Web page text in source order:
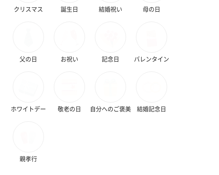
花束ハンドタオル（ピ
花束ハンドタオル（ブ
キャンドル・お香
クリスマス 誕生日 結婚祝い 母の日
父の日 お祝い 記念日 バレンタイン
ホワイトデー 敬老の日 自分へのご褒美 結婚記念日
親孝行